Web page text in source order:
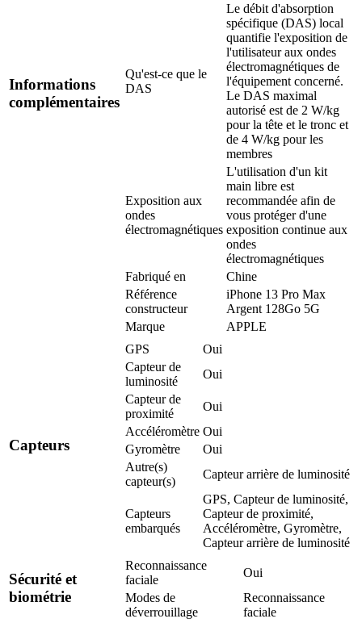
Informations
complémentaires
Qu'est-ce que le
DAS
Le débit d'absorption
spécifique (DAS) local
quantifie l'exposition de
l'utilisateur aux ondes
électromagnétiques de
l'équipement concerné.
Le DAS maximal
autorisé est de 2 W/kg
pour la tête et le tronc et
de 4 W/kg pour les
membres
Exposition aux
ondes
électromagnétiques
L'utilisation d'un kit
main libre est
recommandée afin de
vous protéger d'une
exposition continue aux
ondes
électromagnétiques
Fabriqué en
Chine
Référence
constructeur
iPhone 13 Pro Max
Argent 128Go 5G
Marque
APPLE
Capteurs
GPS
Oui
Capteur de
luminosité
Oui
Capteur de
proximité
Oui
Accéléromètre Oui
Gyromètre
Oui
Autre(s)
capteur(s)
Capteur arrière de luminosité
Capteurs
embarqués
GPS, Capteur de luminosité,
Capteur de proximité,
Accéléromètre, Gyromètre,
Capteur arrière de luminosité
Sécurité et
biométrie
Reconnaissance
faciale
Oui
Modes de
déverrouillage
Reconnaissance
faciale